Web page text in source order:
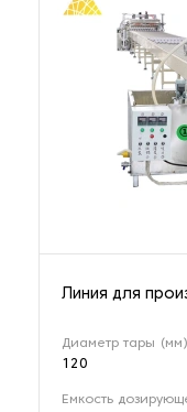
Линия для
Диаметр тары (мм)
120
Емкость